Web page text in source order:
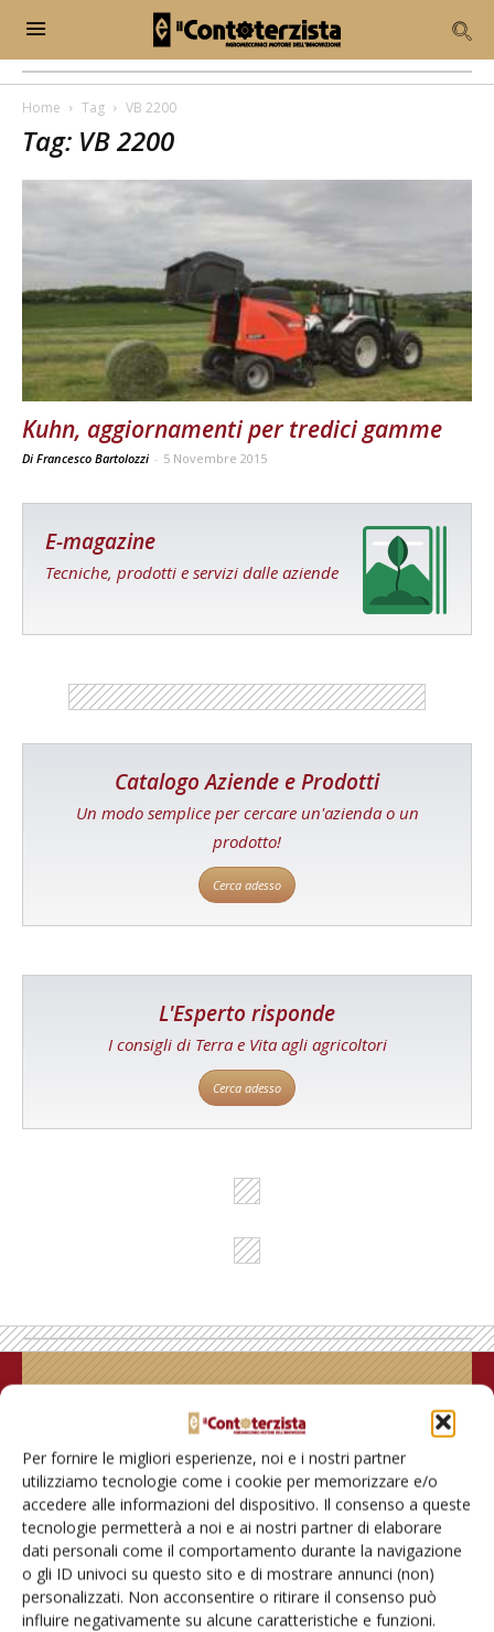
Per fornire le migliori esperienze, noi e i nostri partner
utilizziamo tecnologie come i cookie per memorizzare e/o
accedere alle informazioni del dispositivo. Il consenso a queste
tecnologie permetterà a noi e ai nostri partner di elaborare
dati personali come il comportamento durante la navigazione
o gli ID univoci su questo sito e di mostrare annunci (non)
personalizzati. Non acconsentire o ritirare il consenso può
influire negativamente su alcune caratteristiche e funzioni.
Home Tag VB 2200
Tag: VB 2200
Kuhn, aggiornamenti per tredici gamme
Di Francesco Bartolozzi - 5 Novembre 2015
E-magazine
Tecniche, prodotti e servizi dalle aziende
Catalogo Aziende e Prodotti
Un modo semplice per cercare un'azienda o un
prodotto!
Cerca adesso
L'Esperto risponde
I consigli di Terra e Vita agli agricoltori
Cerca adesso
Rimani aggiornato sul mondo
dell’agricoltura
Iscriviti alle nostre newsletter